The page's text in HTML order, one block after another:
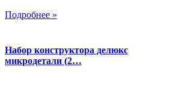
Подробнее »
Набор конструктора делюкс
микродетали (2…